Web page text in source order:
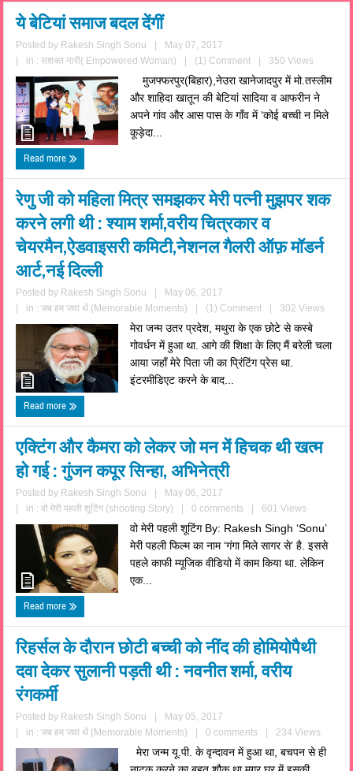
ये बेटियां समाज बदल देंगीं
Posted by Rakesh Singh Sonu
May 07, 2017
in :सशक्त नारी( Empowered Woman) (1) Comment 350 Views
मुजफ्फरपुर(बिहार),नेउरा खानेजादपुर में मो.तस्लीम
और शाहिदा खातून की बेटियां सादिया व आफरीन ने
अपने गांव और आस पास के गाँव में ‘कोई बच्ची न मिले
कूड़ेदा...
Read more
रेणु जी को महिला मित्र समझकर मेरी पत्नी मुझपर शक
करने लगी थी : श्याम शर्मा,वरीय चित्रकार व
चेयरमैन,ऐडवाइसरी कमिटी,नेशनल गैलरी ऑफ़ मॉडर्न
आर्ट,नई दिल्ली
Posted by Rakesh Singh Sonu
May 06, 2017
in :जब हम जवां थें (Memorable Moments) (1) Comment 302 Views
मेरा जन्म उतर प्रदेश, मथुरा के एक छोटे से कस्बे
गोवर्धन में हुआ था. आगे की शिक्षा के लिए मैं बरेली चला
आया जहाँ मेरे पिता जी का प्रिंटिंग प्रेस था.
इंटरमीडिएट करने के बाद...
Read more
एक्टिंग और कैमरा को लेकर जो मन में हिचक थी खत्म
हो गई : गुंजन कपूर सिन्हा, अभिनेत्री
Posted by Rakesh Singh Sonu
May 06, 2017
in :वो मेरी पहली शूटिंग (shooting Story) 0 comments 601 Views
वो मेरी पहली शूटिंग By: Rakesh Singh ‘Sonu’
मेरी पहली फिल्म का नाम ‘गंगा मिले सागर से’ है. इससे
पहले काफी म्यूजिक वीडियो में काम किया था. लेकिन
एक...
Read more
रिहर्सल के दौरान छोटी बच्ची को नींद की होमियोपैथी
दवा देकर सुलानी पड़ती थी : नवनीत शर्मा, वरीय
रंगकर्मी
Posted by Rakesh Singh Sonu
May 05, 2017
in :जब हम जवां थें (Memorable Moments) 0 comments 234 Views
मेरा जन्म यू.पी. के वृन्दावन में हुआ था, बचपन से ही